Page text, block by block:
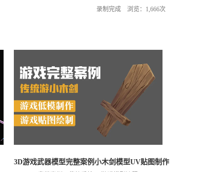
录制完成 浏览：1,666次
3D游戏武器模型完整案例小木剑模型UV贴图制作